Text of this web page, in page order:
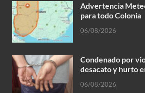
Advertencia
para todo Colonia
06/08/2026
Condenado por
desacato y hurto
06/08/2026